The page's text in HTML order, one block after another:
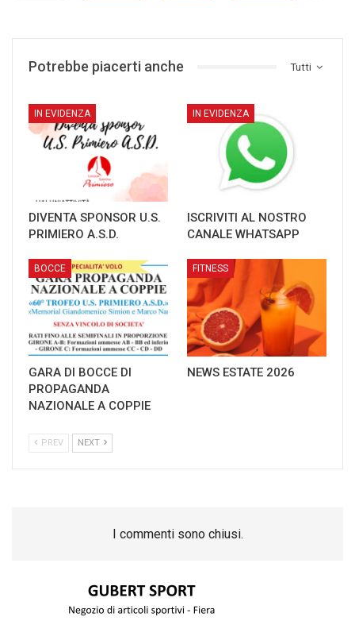
Tutti
Potrebbe piacerti anche
IN EVIDENZA
DIVENTA SPONSOR U.S.
PRIMIERO A.S.D.
IN EVIDENZA
ISCRIVITI AL NOSTRO
CANALE WHATSAPP
BOCCE
GARA DI BOCCE DI
PROPAGANDA
NAZIONALE A COPPIE
FITNESS
NEWS ESTATE 2026
PREV NEXT
I commenti sono chiusi.